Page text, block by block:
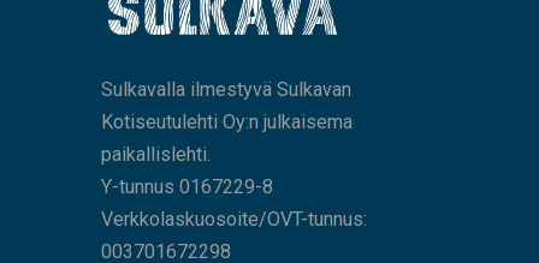
Sulkavalla ilmestyvä Sulkavan
Kotiseutulehti Oy:n julkaisema
paikallislehti.
Y-tunnus 0167229-8
Verkkolaskuosoite/OVT-tunnus:
003701672298